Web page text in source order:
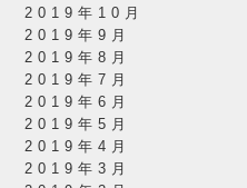
2019年10月
2019年9月
2019年8月
2019年7月
2019年6月
2019年5月
2019年4月
2019年3月